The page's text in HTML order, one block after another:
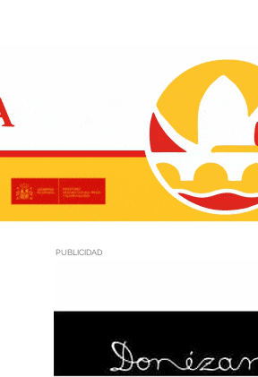
PUBLICIDAD